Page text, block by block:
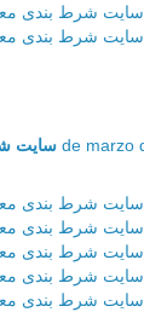
سایت شرط بندی
سایت شرط بندی
سایت
سایت شرط بندی
سایت شرط بندی
سایت شرط بندی
سایت شرط بندی
سایت شرط بندی